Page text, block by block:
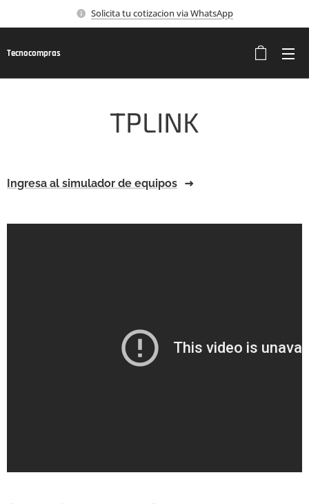
Solicita tu cotizacion via WhatsApp
Tecnocompras
TPLINK
Ingresa al simulador de equipos